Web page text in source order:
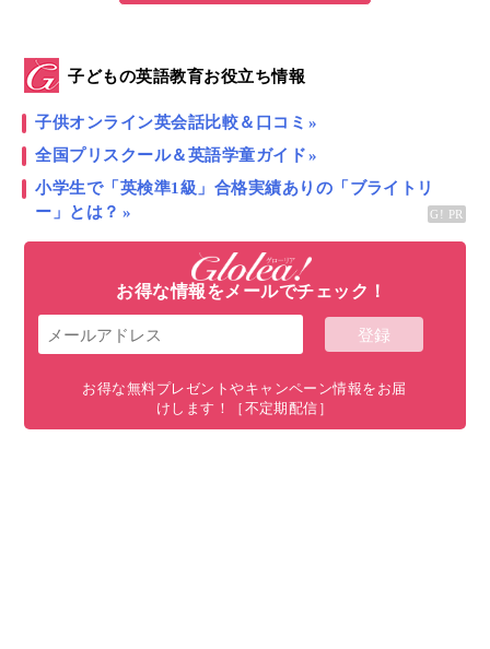
を、私自身の妊娠〜出産体験と交えてお伝えします。
目次
世界一の帝王切開王国「ブラジル」
周りの女性もみんな帝王切開だった…
医療に頼る人が多いブラジル人
ブラジル人が医療を頼る３つの理由
出産は思い通りにはいかないもの
子どもの英語教育お役立ち情報
子供オンライン英会話比較＆口コミ
全国プリスクール＆英語学童ガイド
小学生で「英検準1級」合格実績ありの「ブライトリ
ー」とは？
お得な情報をメールでチェック！
お得な無料プレゼントやキャンペーン情報をお届
けします！［不定期配信］